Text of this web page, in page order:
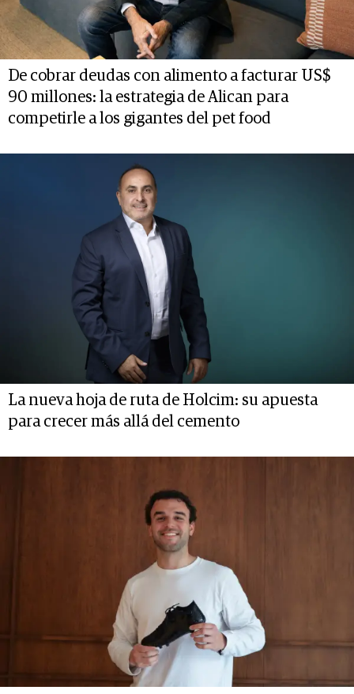
De cobrar deudas con alimento a facturar US$
90 millones: la estrategia de Alican para
competirle a los gigantes del pet food
La nueva hoja de ruta de Holcim: su apuesta
para crecer más allá del cemento